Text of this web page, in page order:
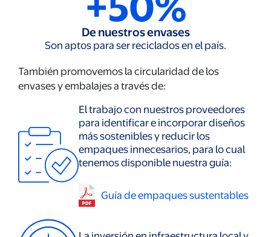
De nuestros envases
Son aptos para ser reciclados en el país.
También promovemos la circularidad de los
envases y embalajes a través de:
El trabajo con nuestros proveedores
para identificar e incorporar diseños
más sostenibles y reducir los
empaques innecesarios, para lo cual
tenemos disponible nuestra guía:
Guía de empaques sustentables